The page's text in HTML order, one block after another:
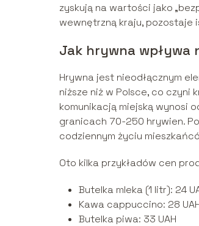
zyskują na wartości jako
wewnętrzną kraju, pozostaje
Jak hrywna wpływa
Hrywna jest nieodłącznym
niższe niż w Polsce, co czyni
komunikacją miejską wynosi
granicach 70-250 hrywien.
codziennym życiu
Oto kilka przykładów cen
Butelka mleka (1 litr): 24
Kawa cappuccino: 28
Butelka piwa: 33 UAH